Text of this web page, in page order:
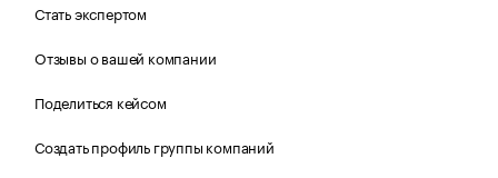
Стать экспертом
Отзывы о вашей компании
Поделиться кейсом
Создать профиль группы компаний